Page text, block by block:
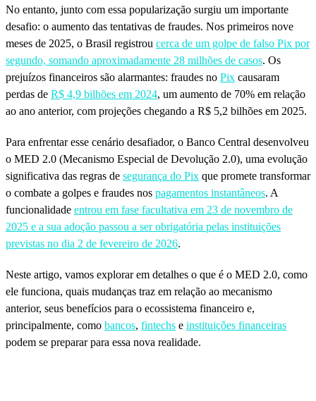
No entanto, junto com essa popularização surgiu um importante
desafio: o aumento das tentativas de fraudes. Nos primeiros nove
meses de 2025, o Brasil registrou cerca de um golpe de falso Pix por
segundo, somando aproximadamente 28 milhões de casos. Os
prejuízos financeiros são alarmantes: fraudes no Pix causaram
perdas de R$ 4,9 bilhões em 2024, um aumento de 70% em relação
ao ano anterior, com projeções chegando a R$ 5,2 bilhões em 2025.
Para enfrentar esse cenário desafiador, o Banco Central desenvolveu
o MED 2.0 (Mecanismo Especial de Devolução 2.0), uma evolução
significativa das regras de segurança do Pix que promete transformar
o combate a golpes e fraudes nos pagamentos instantâneos. A
funcionalidade entrou em fase facultativa em 23 de novembro de
2025 e a sua adoção passou a ser obrigatória pelas instituições
previstas no dia 2 de fevereiro de 2026.
Neste artigo, vamos explorar em detalhes o que é o MED 2.0, como
ele funciona, quais mudanças traz em relação ao mecanismo
anterior, seus benefícios para o ecossistema financeiro e,
principalmente, como bancos, fintechs e instituições financeiras
podem se preparar para essa nova realidade.